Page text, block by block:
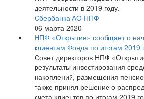
деятельности в 2019 году.
Сбербанка АО НПФ
06 марта 2020
НПФ «Открытие» сообщает о
клиентам Фонда по итогам 2019
Совет директоров НПФ
результаты инвестирования
накоплений, размещения
также принял решение о
счета клиентов по итогам 2019